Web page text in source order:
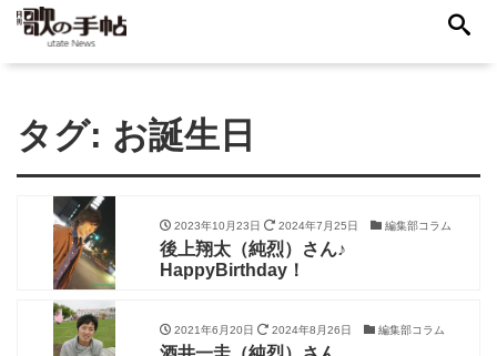
タグ: お誕生日
2023年10月23日 2024年7月25日 編集部コラム
後上翔太（純烈）さん♪
HappyBirthday！
2021年6月20日 2024年8月26日 編集部コラム